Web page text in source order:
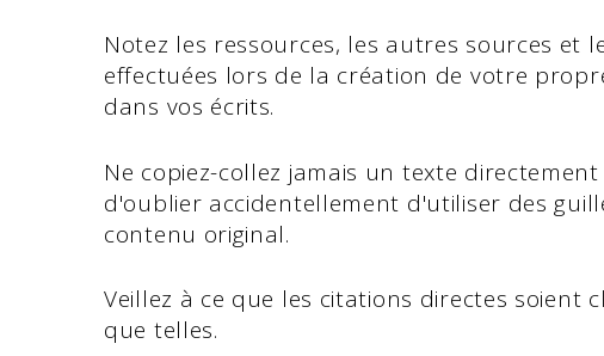
Notez les ressources, les autres sources et
effectuées lors de la création de votre
dans vos écrits.
Ne copiez-collez jamais un texte
d'oublier accidentellement d'utiliser des
contenu original.
Veillez à ce que les citations directes soient
que telles.